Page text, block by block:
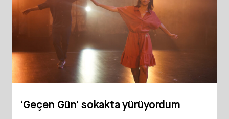
‘Geçen Gün’ sokakta yürüyordum